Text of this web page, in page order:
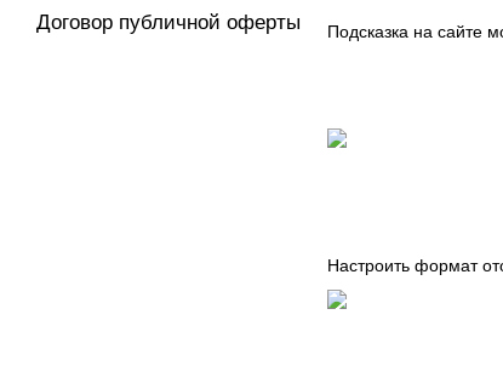
Подсказка на сайте
Настроить формат
Договор публичной оферты